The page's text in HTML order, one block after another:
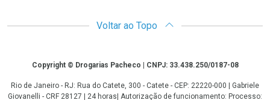
Voltar ao Topo
CopyrightCopyright © Drogarias Pacheco | CNPJ: 33.438.250/0187-08
Rio de Janeiro - RJ: Rua do Catete, 300 - Catete - CEP: 22220-000 | Gabriele
Giovanelli - CRF 28127 | 24 horas| Autorização de funcionamento: Processo: